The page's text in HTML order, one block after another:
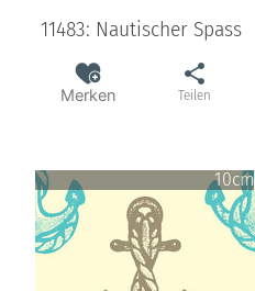
11483: Nautischer Spass
Merken Teilen
10cm